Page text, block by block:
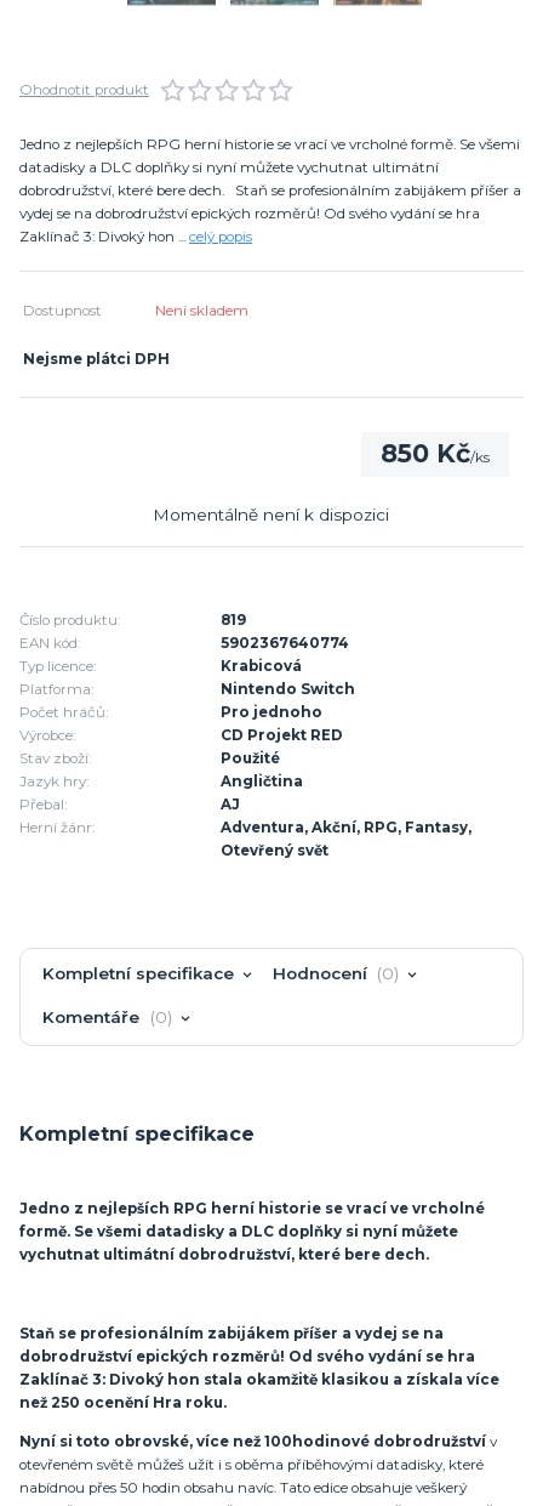
Ohodnotit produkt
Jedno z nejlepších RPG herní historie se vrací ve vrcholné formě. Se všemi
datadisky a DLC doplňky si nyní můžete vychutnat ultimátní
dobrodružství, které bere dech. Staň se profesionálním zabijákem příšer a
vydej se na dobrodružství epických rozměrů! Od svého vydání se hra
Zaklínač 3: Divoký hon ... celý popis
Dostupnost Není skladem
Nejsme plátci DPH
850 Kč/ks
Momentálně není k dispozici
Číslo produktu:
819
EAN kód:
5902367640774
Typ licence:
Krabicová
Platforma:
Nintendo Switch
Počet hráčů:
Pro jednoho
Výrobce:
CD Projekt RED
Stav zboží:
Použité
Jazyk hry:
Angličtina
Přebal:
AJ
Herní žánr:
Adventura, Akční, RPG, Fantasy,
Otevřený svět
Kompletní specifikace Hodnocení 0
Komentáře 0
Kompletní specifikace
Jedno z nejlepších RPG herní historie se vrací ve vrcholné
formě. Se všemi datadisky a DLC doplňky si nyní můžete
vychutnat ultimátní dobrodružství, které bere dech.
Staň se profesionálním zabijákem příšer a vydej se na
dobrodružství epických rozměrů! Od svého vydání se hra
Zaklínač 3: Divoký hon stala okamžitě klasikou a získala více
než 250 ocenění Hra roku.
Nyní si toto obrovské, více než 100hodinové dobrodružství v
otevřeném světě můžeš užít i s oběma příběhovými datadisky, které
nabídnou přes 50 hodin obsahu navíc. Tato edice obsahuje veškerý